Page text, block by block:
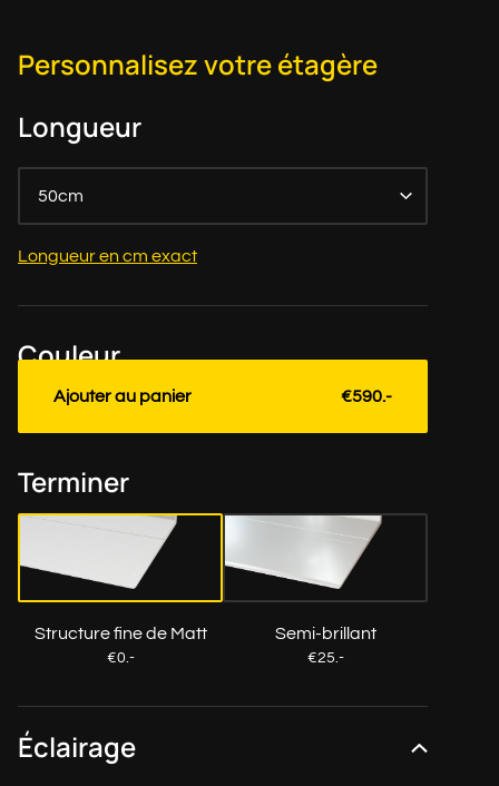
Personnalisez votre étagère
Longueur
50cm
Longueur en cm exact
Couleur
Terminer
Structure fine de Matt
€0.-
Semi-brillant
€25.-
Éclairage
Ajouter au panier €590.-